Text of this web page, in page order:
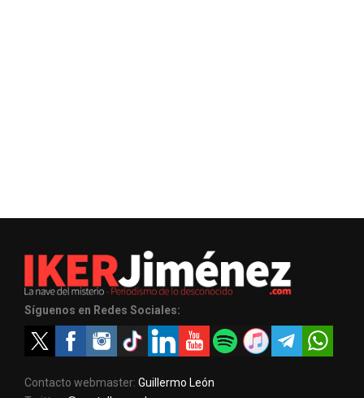
Síguenos en Redes Sociales:
Contacto webmaster: Guillermo León